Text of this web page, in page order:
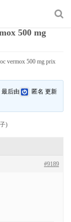
500 mg
vermox 500 mg prix
后由 匿名 更新
)
#9189